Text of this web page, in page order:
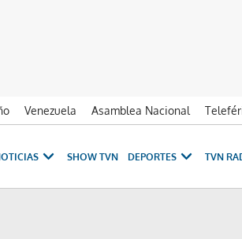
Venezuela Asamblea Nacional
SHOW TVN DEPORTES TVN